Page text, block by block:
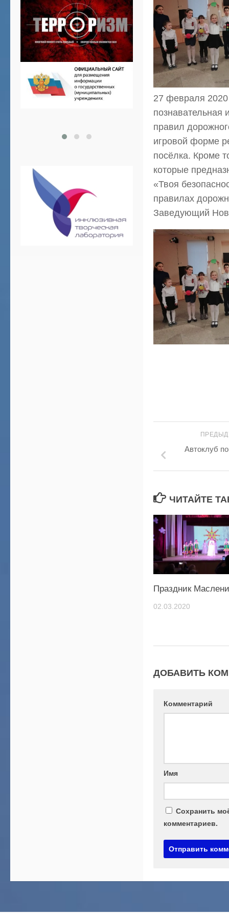
27 февраля 2020
познавательная
правил
игровой форме
посёлка. Кроме
которые
«Твоя
правилах
Заведующий
Автоклуб
ЧИТАЙТЕ
Праздник
02.03.2020
ДОБАВИТЬ
Комментарий
Имя
Сохранить
комментариев.